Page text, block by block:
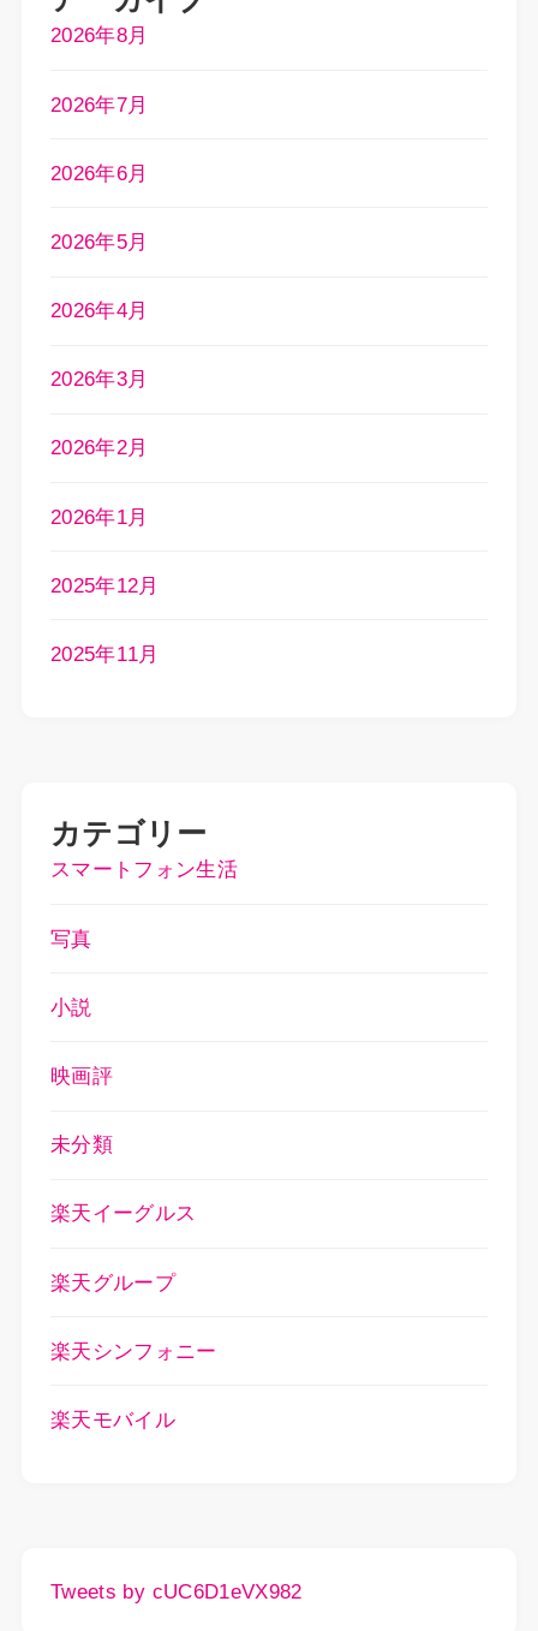
2026年8月
2026年7月
2026年6月
2026年5月
2026年4月
2026年3月
2026年2月
2026年1月
2025年12月
2025年11月
カテゴリー
スマートフォン生活
写真
小説
映画評
未分類
楽天イーグルス
楽天グループ
楽天シンフォニー
楽天モバイル
Tweets by cUC6D1eVX982